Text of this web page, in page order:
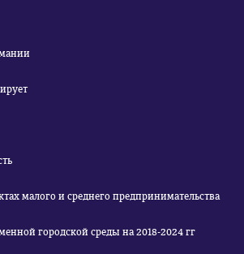
малого и среднего предпринимательства
современной городской среды на 2018-2024 гг